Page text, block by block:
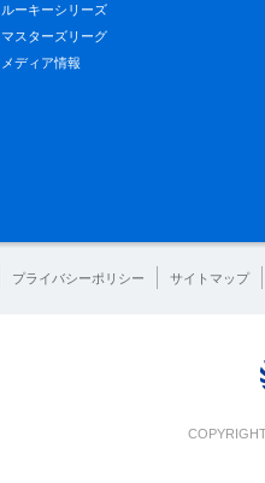
ルーキーシリーズ
マスターズリーグ
メディア情報
プライバシーポリシー サイトマップ